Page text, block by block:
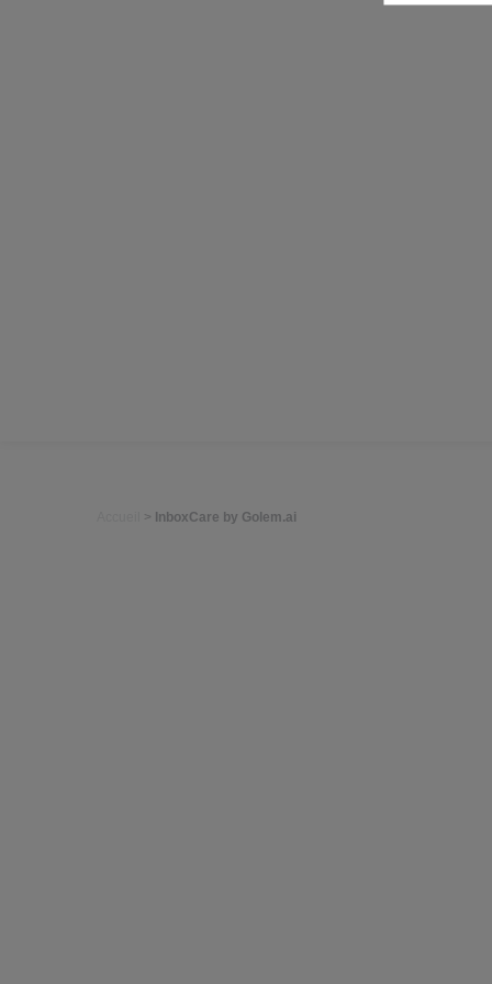
> InboxCare by Golem.ai